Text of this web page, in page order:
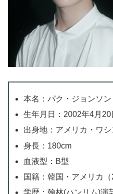
本名：パク・ジョンソン
生年月日：2002年4月20
出身地：アメリカ・ワ
身長：180cm
血液型：B型
国籍：韓国・アメリカ（